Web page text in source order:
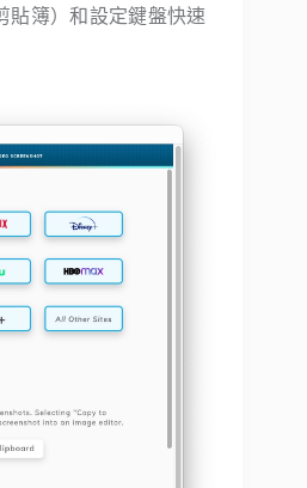
貼簿）和設定鍵盤快速